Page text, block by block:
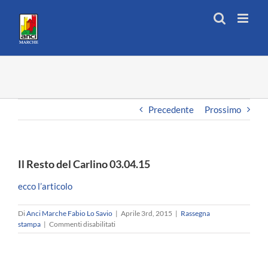
contenuto
Precedente Prossimo
Il Resto del Carlino 03.04.15
ecco l’articolo
DiAnci Marche Fabio Lo Savio | Aprile 3rd, 2015 | Rassegna
stampa | Commenti disabilitatisu
Il